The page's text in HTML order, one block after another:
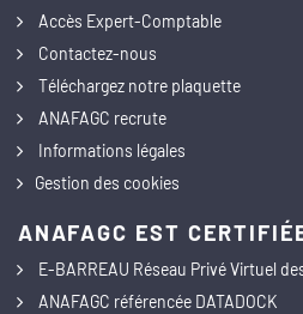
Accès Expert-Comptable
Contactez-nous
Téléchargez notre plaquette
ANAFAGC recrute
Informations légales
Gestion des cookies
ANAFAGC EST
E-BARREAU Réseau Privé Virtuel
ANAFAGC référencée DATADOCK